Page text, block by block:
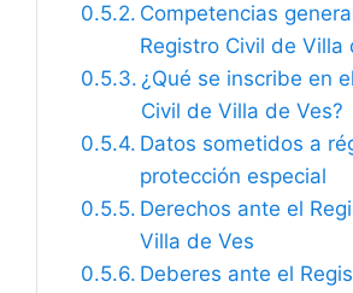
Competencias
Registro Civil de Villa
¿Qué se inscribe en
Civil de Villa de Ves?
Datos sometidos a
protección especial
Derechos ante el
Villa de Ves
Deberes ante el